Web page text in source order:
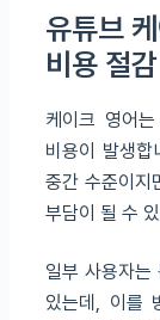
유튜브
비용 절
케이크 영어
비용이 발생
중간 수준이지
부담이 될 수
일부 사용자는
있는데, 이를